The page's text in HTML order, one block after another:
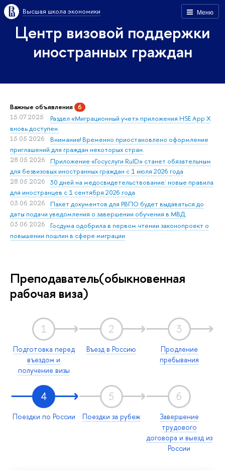
Меню
Высшая школа экономики
Центр визовой поддержки
иностранных граждан
Важные объявления 6
15.07.2025
Раздел «Миграционный учет» приложения HSE App X
вновь доступен.
15.05.2026
Внимание! Временно приостановлено оформление
приглашений для граждан некоторых стран.
28.05.2026
Приложение «Госуслуги RuID» станет обязательным
для безвизовых иностранных граждан с 1 июля 2026 года
28.05.2026
30 дней на медосвидетельствование: новые правила
для иностранцев с 1 сентября 2026 года
03.06.2026
Пакет документов для РВПО будет выдаваться до
даты подачи уведомления о завершении обучения в МВД
03.06.2026
Госдума одобрила в первом чтении законопроект о
повышении пошлин в сфере миграции
Преподаватель(обыкновенная
рабочая виза)
1
Подготовка перед
въездом и
получение визы
2
Въезд в Россию
3
Продление
пребывания
4
Поездки по России
5
Поездки за рубеж
6
Завершение
трудового
договора и выезд из
России